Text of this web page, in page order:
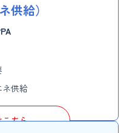
供給）
ネ供給
ちら